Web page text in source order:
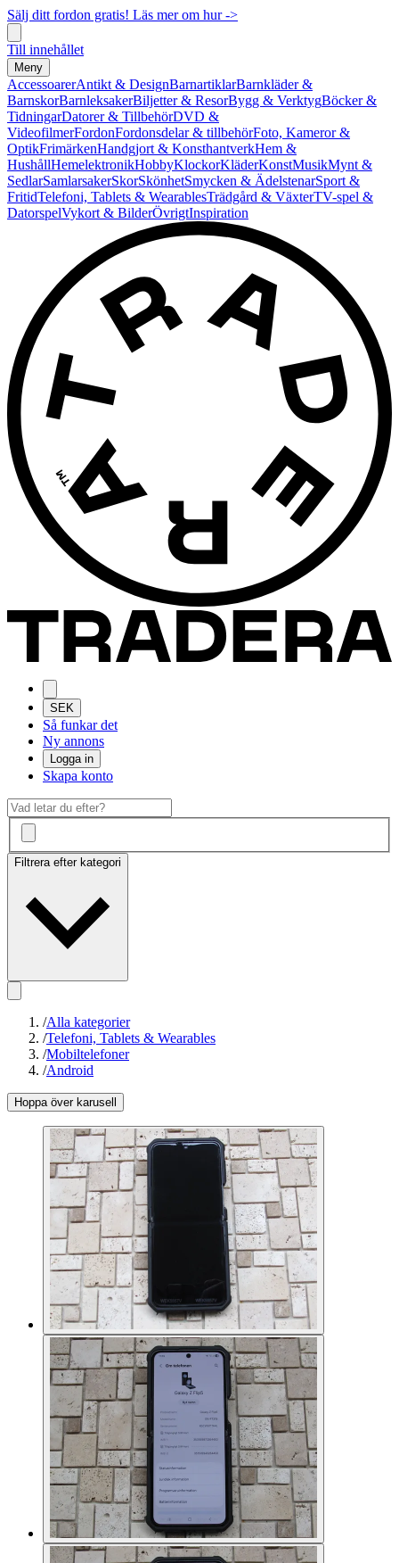
Sälj ditt fordon gratis! Läs mer om hur ->
Till innehållet
Meny
AccessoarerAntikt & DesignBarnartiklarBarnkläder &
BarnskorBarnleksakerBiljetter & ResorBygg & VerktygBöcker &
TidningarDatorer & TillbehörDVD &
VideofilmerFordonFordonsdelar & tillbehörFoto, Kameror &
OptikFrimärkenHandgjort & KonsthantverkHem &
HushållHemelektronikHobbyKlockorKläderKonstMusikMynt &
SedlarSamlarsakerSkorSkönhetSmycken & ÄdelstenarSport &
FritidTelefoni, Tablets & WearablesTrädgård & VäxterTV-spel &
DatorspelVykort & BilderÖvrigtInspiration
SEK
Så funkar det
Ny annons
Logga in
Skapa konto
Filtrera efter kategori
/Alla kategorier
/Telefoni, Tablets & Wearables
/Mobiltelefoner
/Android
Hoppa över karusell